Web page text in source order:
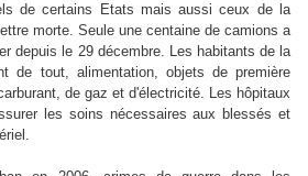
de certains Etats mais aussi ceux de la
morte. Seule une centaine de camions a
depuis le 29 décembre. Les habitants de la
de tout, alimentation, objets de première
de gaz et d'électricité. Les hôpitaux
les soins nécessaires aux blessés et